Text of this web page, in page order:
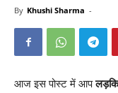
By Khushi Sharma -
आज इस पोस्ट में आप